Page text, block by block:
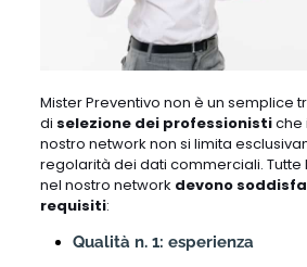
Mister Preventivo non è un semplice
di selezione dei professionistiche
nostro network non si limita
regolarità dei dati commerciali. Tutte
nel nostro network devono
requisiti:
Qualità n. 1: esperienza